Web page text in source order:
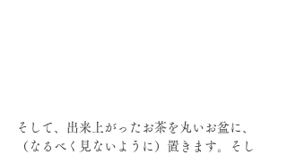
そして、出来上がったお茶を丸いお盆に、
（なるべく見ないように）置きます。そし